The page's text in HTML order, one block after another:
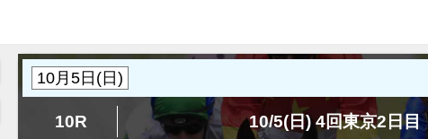
10R 10/5(日) 4回東京2日目